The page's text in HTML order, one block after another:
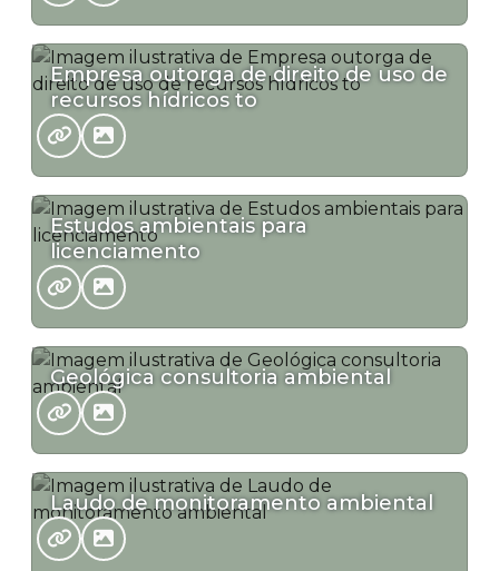
Empresa outorga de direito de uso de
recursos hídricos to
Estudos ambientais para
licenciamento
Geológica consultoria ambiental
Laudo de monitoramento ambiental